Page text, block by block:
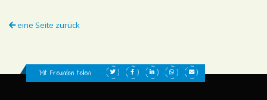
eine Seite zurück
Mit Freunden teilen: